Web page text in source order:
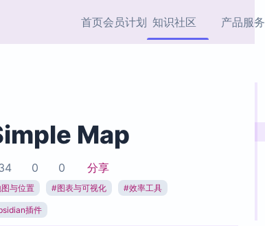
首页会员计划 知识社区
协作者
热门链接Top5
产品服务
加速访问 Obsidian 官方
市场
Zotero 插件
Map
0 0 分享
与位置 #图表与可视化 #效率工具
插件